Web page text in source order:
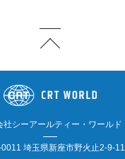
社シーアールティー・ワールド
埼玉県新座市野火止2-9-11